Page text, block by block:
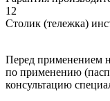
12
Столик (тележка)
Перед применением
по применению
консультацию